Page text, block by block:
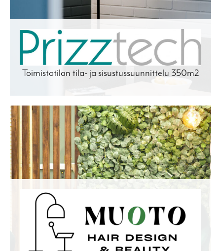
Toimistotilan tila- ja sisustussuunnittelu 350m2